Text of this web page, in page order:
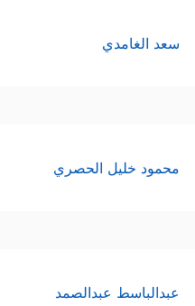
سعد الغامدي
محمود خليل الحصري
عبدالباسط عبدالصمد